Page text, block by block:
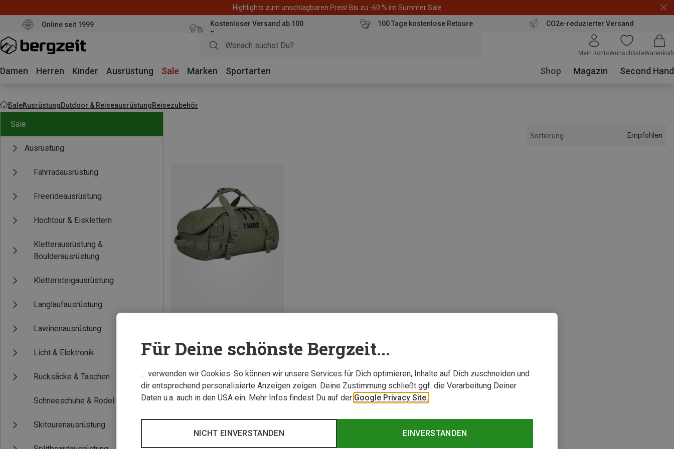
Highlights zum unschlagbaren Preis! Bis zu -60 % im Summer Sale
Online seit 1999
Kostenloser Versand ab 100
Euro
100 Tage kostenlose Retoure CO2e-reduzierter Versand
Mein KontoWunschlisteWarenkorb
Damen Herren Kinder Ausrüstung Sale Marken Sportarten Shop Magazin Second Hand
SaleAusrüstungOutdoor & ReiseausrüstungReisezubehör
Sale
Ausrüstung
Fahrradausrüstung
Freerideausrüstung
Hochtour & Eisklettern
Kletterausrüstung &
Boulderausrüstung
Klettersteigausrüstung
Langlaufausrüstung
Lawinenausrüstung
Licht & Elektronik
Rucksäcke & Taschen
Schneeschuhe & Rodel
Skitourenausrüstung
Sortierung Empfohlen
1 von 1 Artikel angesehen
Für Deine schönste Bergzeit...
… verwenden wir Cookies. So können wir unsere Services für Dich optimieren, Inhalte auf Dich zuschneiden und
dir entsprechend personalisierte Anzeigen zeigen. Deine Zustimmung schließt ggf. die Verarbeitung Deiner
Daten u.a. auch in den USA ein. Mehr Infos findest Du auf der Google Privacy Site.
EINVERSTANDEN
NICHT EINVERSTANDEN